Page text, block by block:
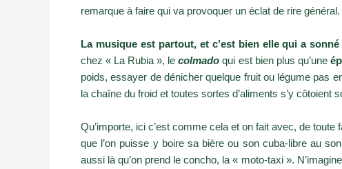
remarque à faire qui va provoquer un éclat de rire général.
La musique est partout, et c’est bien elle qui a
chez « La Rubia », lecolmado qui est bien plus qu’une
poids, essayer de dénicher quelque fruit ou légume pas
la chaîne du froid et toutes sortes d’aliments s’y côtoient
Qu’importe, ici c’est comme cela et on fait avec, de
que l’on puisse y boire sa bière ou son cuba-libre au
aussi là qu’on prend le concho, la « moto-taxi ».